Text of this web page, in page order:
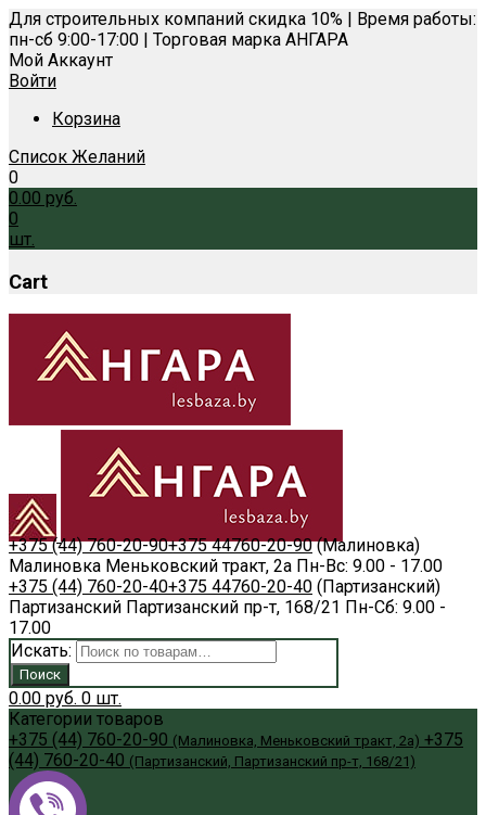
Для строительных компаний скидка 10% | Время работы:
пн-сб 9:00-17:00 | Торговая марка АНГАРА
Мой Аккаунт
Войти
Корзина
Список Желаний
0
0.00 руб.
0
шт.
Cart
+375 (44) 760-20-90+375 44760-20-90 (Малиновка)
Малиновка Меньковский тракт, 2а Пн-Вс: 9.00 - 17.00
+375 (44) 760-20-40+375 44760-20-40 (Партизанский)
Партизанский Партизанский пр-т, 168/21 Пн-Сб: 9.00 -
17.00
Искать:
Поиск
0.00 руб. 0 шт.
Категории товаров
+375 (44) 760-20-90 (Малиновка, Меньковский тракт, 2а) +375
(44) 760-20-40 (Партизанский, Партизанский пр-т, 168/21)